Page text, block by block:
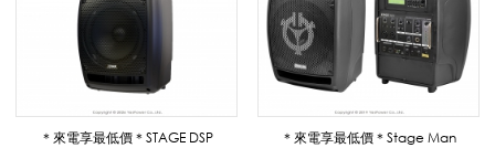
音＊來電享最低價＊STAGE DSP
＊來電享最低價＊Stage Man